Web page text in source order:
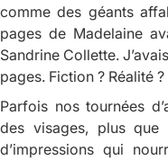
comme des géants
pages de Madelaine
Sandrine Collette.
pages. Fiction ? Réalité ?
Parfois nos tournées
des visages, plus que
d’impressions qui